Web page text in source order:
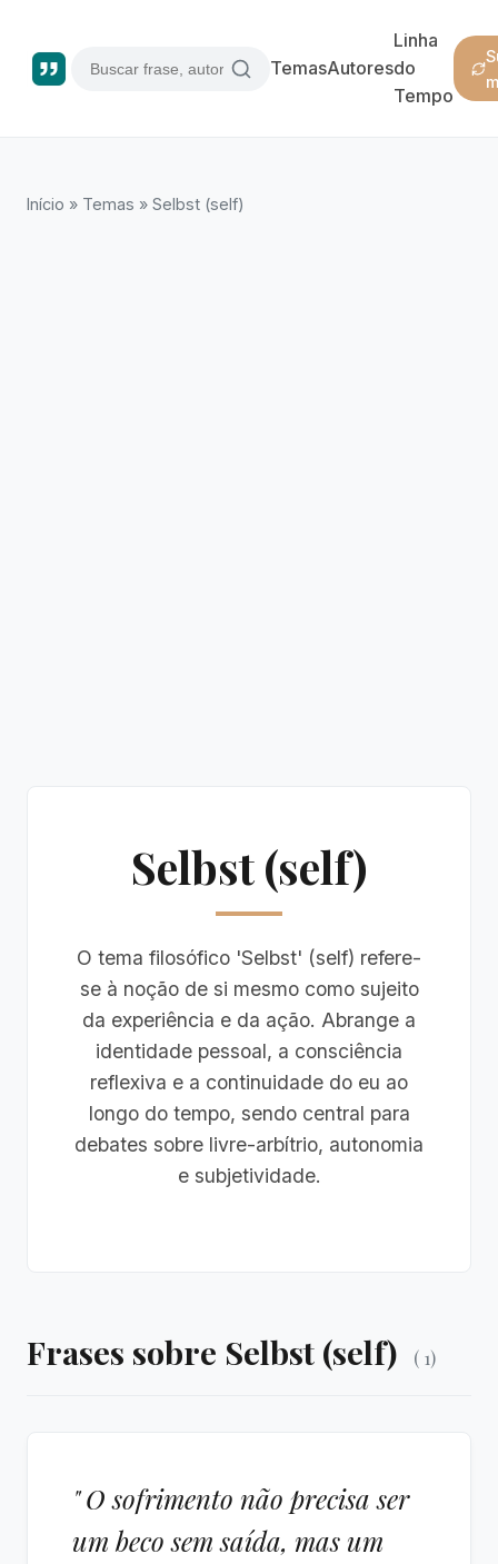
TemasAutores
Linha
do
Tempo
Início » Temas » Selbst (self)
Selbst (self)
O tema filosófico 'Selbst' (self) refere-
se à noção de si mesmo como sujeito
da experiência e da ação. Abrange a
identidade pessoal, a consciência
reflexiva e a continuidade do eu ao
longo do tempo, sendo central para
debates sobre livre-arbítrio, autonomia
e subjetividade.
Frases sobre Selbst (self) ( 1)
" O sofrimento não precisa ser
um beco sem saída, mas um